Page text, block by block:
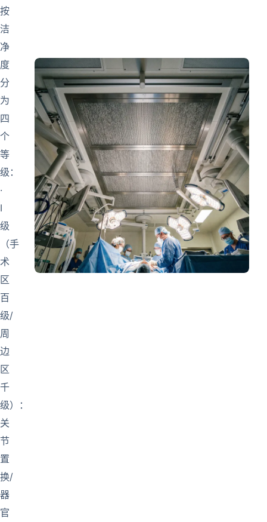
按
洁
净
度
分
为
四
个
等
级：
·
I
级
（手
术
区
百
级/
周
边
区
千
级）：
关
节
置
换/
器
官